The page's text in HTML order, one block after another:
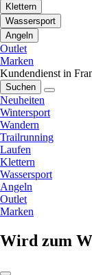
Klettern
Wassersport
Angeln
Outlet
Marken
Kundendienst in
Suchen
Neuheiten
Wintersport
Wandern
Trailrunning
Laufen
Klettern
Wassersport
Angeln
Outlet
Marken
Wird zum